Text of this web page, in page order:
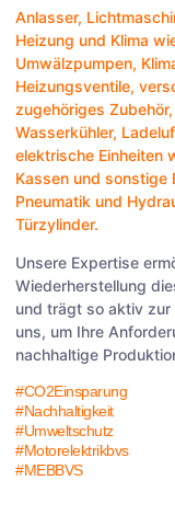
Anlasser,
Heizung und Klima
Umwälzpumpen,
Heizungsventile,
zugehöriges Zubehör,
Wasserkühler,
elektrische Einheiten
Kassen und sonstige
Pneumatik und
Türzylinder.
Unsere Expertise
Wiederherstellung
und trägt so aktiv zur
uns, um Ihre
nachhaltige
#CO2Einsparung
#Nachhaltigkeit
#Umweltschutz
#Motorelektrikbvs
#MEBBVS